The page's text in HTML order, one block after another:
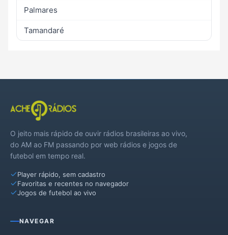
Palmares
Tamandaré
O jeito mais rápido de ouvir rádios brasileiras ao vivo,
do AM ao FM passando por web rádios e jogos de
futebol em tempo real.
Player rápido, sem cadastro
Favoritas e recentes no navegador
Jogos de futebol ao vivo
NAVEGAR